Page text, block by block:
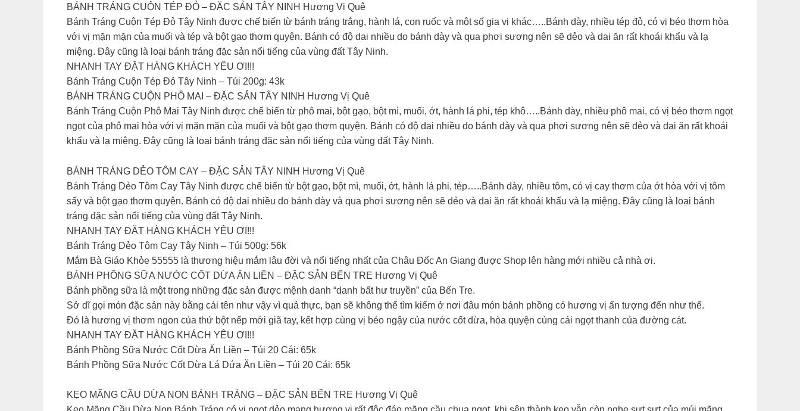
BÁNH TRÁNG CUỘN TÉP ĐỎ – ĐẶC SẢN TÂY NINH Hương Vị Quê
Bánh Tráng Cuộn Tép Đỏ Tây Ninh được chế biến từ bánh tráng trắng, hành lá, con ruốc và một số gia vị khác…..Bánh dày, nhiều tép đỏ, có vị béo thơm hòa
với vị mặn mặn của muối và tép và bột gạo thơm quyện. Bánh có độ dai nhiều do bánh dày và qua phơi sương nên sẽ dẻo và dai ăn rất khoái khẩu và lạ
miệng. Đây cũng là loại bánh tráng đặc sản nổi tiếng của vùng đất Tây Ninh.
NHANH TAY ĐẶT HÀNG KHÁCH YÊU ƠI!!!
Bánh Tráng Cuộn Tép Đỏ Tây Ninh – Túi 200g: 43k
BÁNH TRÁNG CUỘN PHÔ MAI – ĐẶC SẢN TÂY NINH Hương Vị Quê
Bánh Tráng Cuộn Phô Mai Tây Ninh được chế biến từ phô mai, bột gạo, bột mì, muối, ớt, hành lá phi, tép khô…..Bánh dày, nhiều phô mai, có vị béo thơm ngọt
ngọt của phô mai hòa với vị mặn mặn của muối và bột gạo thơm quyện. Bánh có độ dai nhiều do bánh dày và qua phơi sương nên sẽ dẻo và dai ăn rất khoái
khẩu và lạ miệng. Đây cũng là loại bánh tráng đặc sản nổi tiếng của vùng đất Tây Ninh.
BÁNH TRÁNG DẺO TÔM CAY – ĐẶC SẢN TÂY NINH Hương Vị Quê
Bánh Tráng Dẻo Tôm Cay Tây Ninh được chế biến từ bột gạo, bột mì, muối, ớt, hành lá phi, tép…..Bánh dày, nhiều tôm, có vị cay thơm của ớt hòa với vị tôm
sấy và bột gạo thơm quyện. Bánh có độ dai nhiều do bánh dày và qua phơi sương nên sẽ dẻo và dai ăn rất khoái khẩu và lạ miệng. Đây cũng là loại bánh
tráng đặc sản nổi tiếng của vùng đất Tây Ninh.
NHANH TAY ĐẶT HÀNG KHÁCH YÊU ƠI!!!
Bánh Tráng Dẻo Tôm Cay Tây Ninh – Túi 500g: 56k
Mắm Bà Giáo Khỏe 55555 là thương hiệu mắm lâu đời và nổi tiếng nhất của Châu Đốc An Giang được Shop lên hàng mới nhiều cả nhà ơi.
BÁNH PHỒNG SỮA NƯỚC CỐT DỪA ĂN LIỀN – ĐẶC SẢN BẾN TRE Hương Vị Quê
Bánh phồng sữa là một trong những đặc sản được mệnh danh “danh bất hư truyền” của Bến Tre.
Sở dĩ gọi món đặc sản này bằng cái tên như vậy vì quả thực, bạn sẽ không thể tìm kiếm ở nơi đâu món bánh phồng có hương vị ấn tượng đến như thế.
Đó là hương vị thơm ngon của thứ bột nếp mới giã tay, kết hợp cùng vị béo ngậy của nước cốt dừa, hòa quyện cùng cái ngọt thanh của đường cát.
NHANH TAY ĐẶT HÀNG KHÁCH YÊU ƠI!!!
Bánh Phồng Sữa Nước Cốt Dừa Ăn Liền – Túi 20 Cái: 65k
Bánh Phồng Sữa Nước Cốt Dừa Lá Dứa Ăn Liền – Túi 20 Cái: 65k
KẸO MÃNG CẦU DỪA NON BÁNH TRÁNG – ĐẶC SẢN BẾN TRE Hương Vị Quê